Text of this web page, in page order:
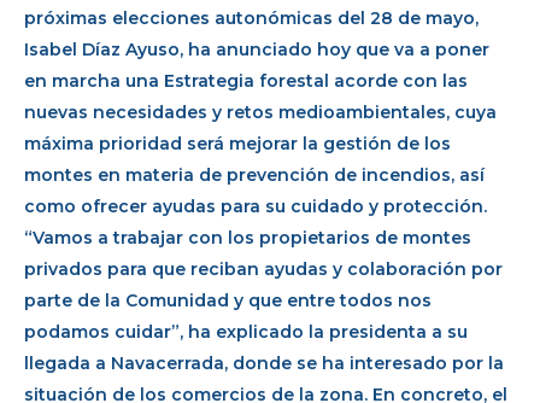
próximas elecciones autonómicas del 28 de mayo,
Isabel Díaz Ayuso, ha anunciado hoy que va a poner
en marcha una Estrategia forestal acorde con las
nuevas necesidades y retos medioambientales, cuya
máxima prioridad será mejorar la gestión de los
montes en materia de prevención de incendios, así
como ofrecer ayudas para su cuidado y protección.
“Vamos a trabajar con los propietarios de montes
privados para que reciban ayudas y colaboración por
parte de la Comunidad y que entre todos nos
podamos cuidar”, ha explicado la presidenta a su
llegada a Navacerrada, donde se ha interesado por la
situación de los comercios de la zona. En concreto, el